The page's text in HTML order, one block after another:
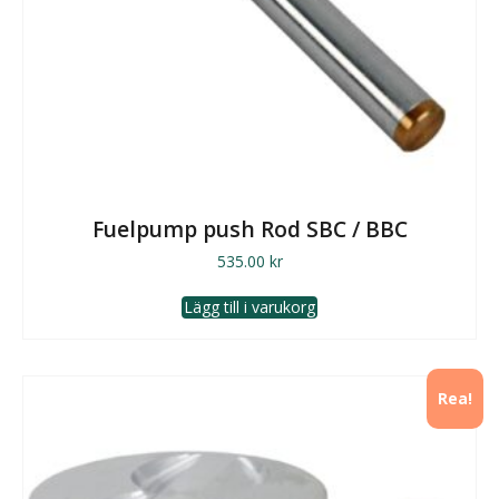
Fuelpump push Rod SBC / BBC
535.00 kr
Lägg till i varukorg
Rea!